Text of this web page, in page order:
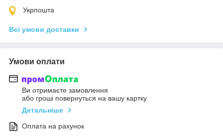
Укрпошта
Всі умови доставки
Умови оплати
Ви отримаєте замовлення
або гроші повернуться на вашу картку
Детальніше
Оплата на рахунок